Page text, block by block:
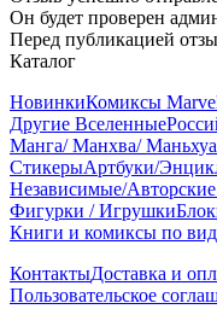
Он будет проверен
Перед публикацией
Каталог
НовинкиКомиксы
Другие Вселенные
Манга/ Манхва/ Маньхуа
СтикерыАртбуки/
Независимые/
Фигурки / Игрушки
Книги и комиксы по
КонтактыДоставка и
Пользовательское